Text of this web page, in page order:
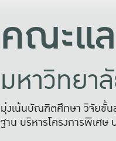
คณะแ
มหาวิทยา
มุ่งเน้นบัณฑิตศึกษา วิจัยขั้
ฐาน บริหารโครงการพิเศษ